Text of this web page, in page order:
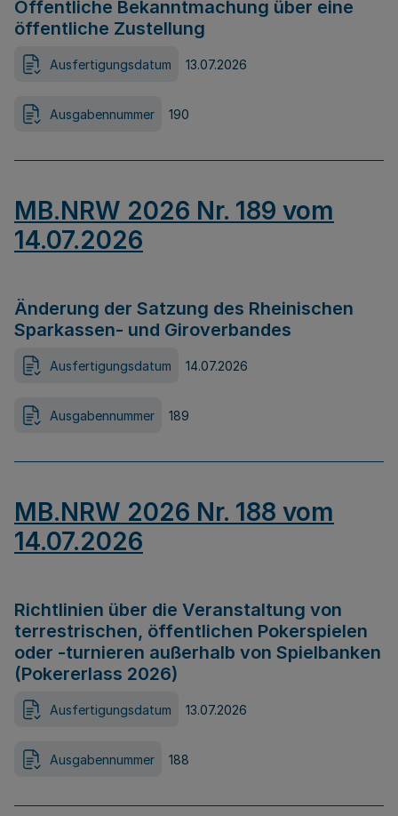
Öffentliche Bekanntmachung über eine
öffentliche Zustellung
Ausfertigungsdatum 13.07.2026
Ausgabennummer 190
MB.NRW 2026 Nr. 189 vom
14.07.2026
Änderung der Satzung des Rheinischen
Sparkassen- und Giroverbandes
Ausfertigungsdatum 14.07.2026
Ausgabennummer 189
MB.NRW 2026 Nr. 188 vom
14.07.2026
Richtlinien über die Veranstaltung von
terrestrischen, öffentlichen Pokerspielen
oder -turnieren außerhalb von Spielbanken
(Pokererlass 2026)
Ausfertigungsdatum 13.07.2026
Ausgabennummer 188